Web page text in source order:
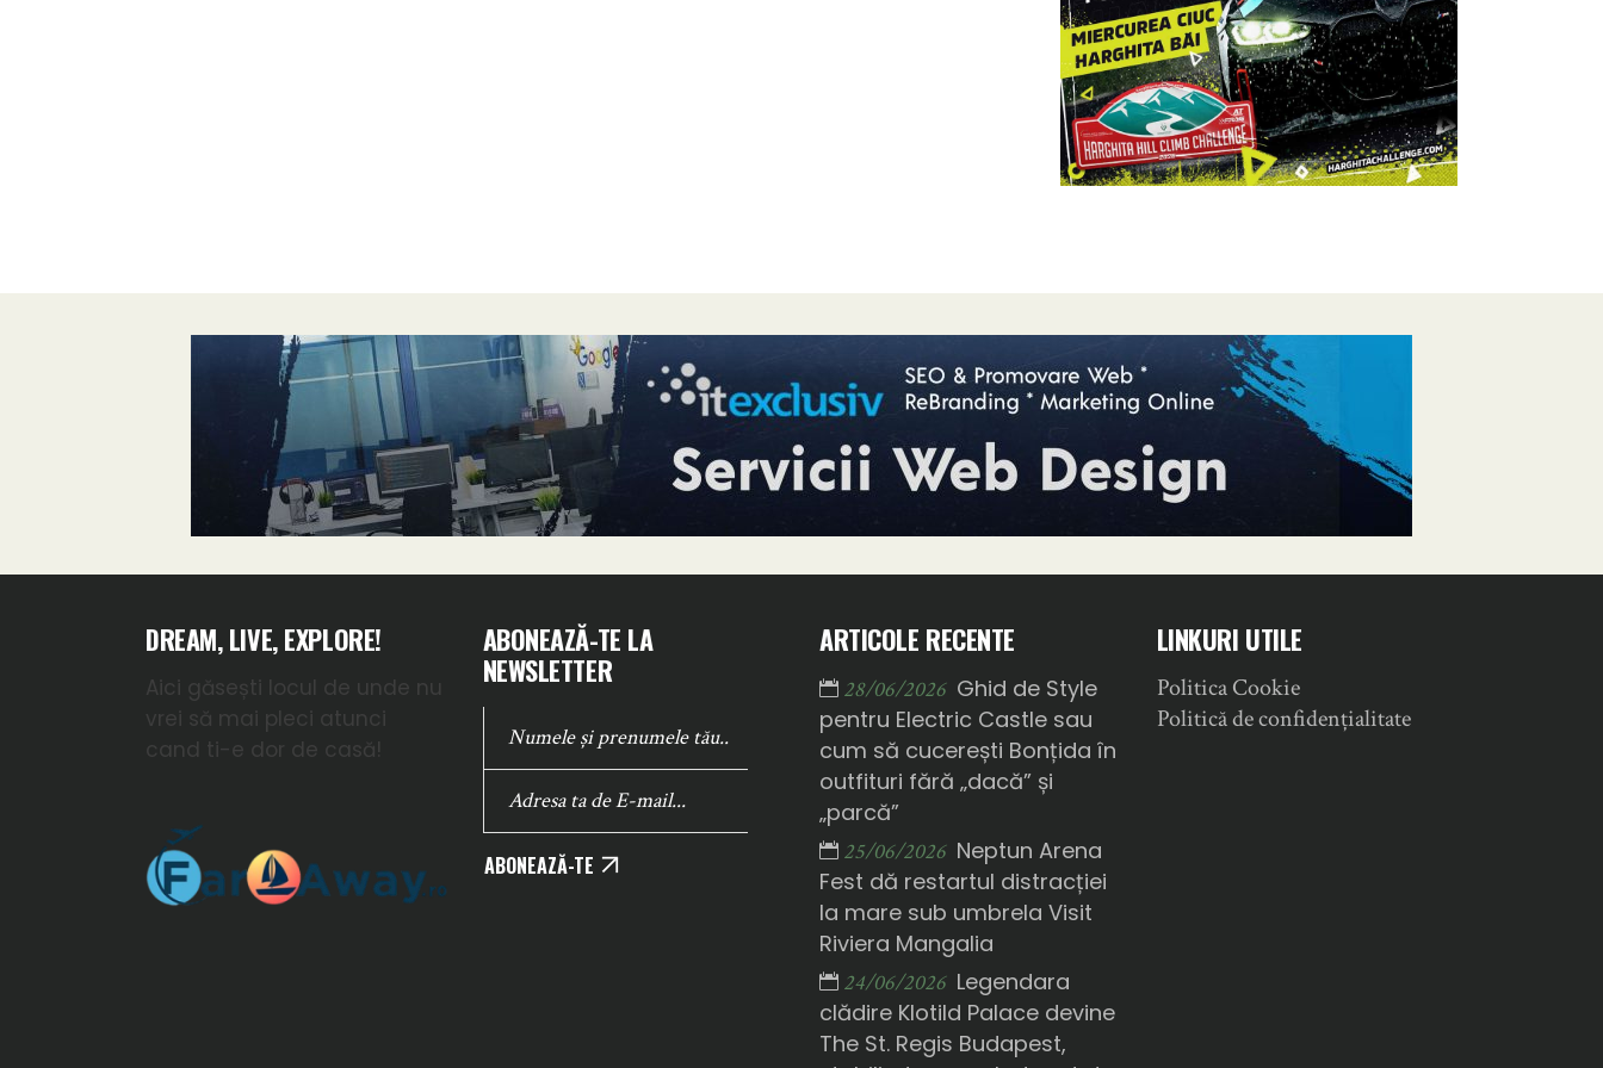
DREAM, LIVE, EXPLORE!
Aici găsești locul de unde nu
vrei să mai pleci atunci
cand ti-e dor de casă!
ABONEAZĂ-TE LA
NEWSLETTER
ABONEAZĂ-TE
ARTICOLE RECENTE
28/06/2026 Ghid de Style
pentru Electric Castle sau
cum să cucerești Bonțida în
outfituri fără „dacă” și
„parcă”
25/06/2026 Neptun Arena
Fest dă restartul distracției
la mare sub umbrela Visit
Riviera Mangalia
24/06/2026 Legendara
clădire Klotild Palace devine
The St. Regis Budapest,
LINKURI UTILE
Politica Cookie
Politică de confidențialitate